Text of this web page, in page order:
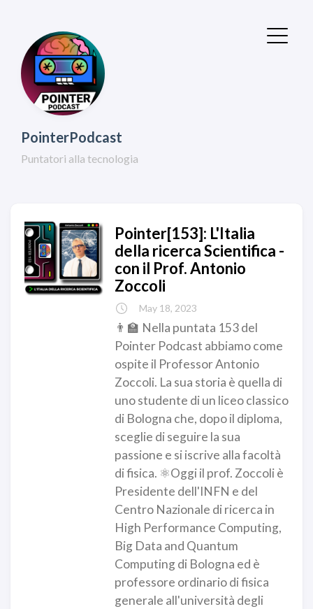
PointerPodcast
Puntatori alla tecnologia
Pointer[153]: L'Italia
della ricerca Scientifica -
con il Prof. Antonio
Zoccoli
May 18, 2023
👨‍🏫 Nella puntata 153 del
Pointer Podcast abbiamo come
ospite il Professor Antonio
Zoccoli. La sua storia è quella di
uno studente di un liceo classico
di Bologna che, dopo il diploma,
sceglie di seguire la sua
passione e si iscrive alla facoltà
di fisica. ⚛️Oggi il prof. Zoccoli è
Presidente dell'INFN e del
Centro Nazionale di ricerca in
High Performance Computing,
Big Data and Quantum
Computing di Bologna ed è
professore ordinario di fisica
generale all'università degli